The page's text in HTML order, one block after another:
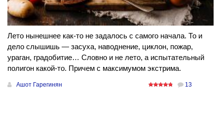
Лето нынешнее как-то не задалось с самого начала. То и
дело слышишь — засуха, наводнение, циклон, пожар,
ураган, градобитие… Словно и не лето, а испытательный
полигон какой-то. Причем с максимумом экстрима.
Ашот Гарегинян 13